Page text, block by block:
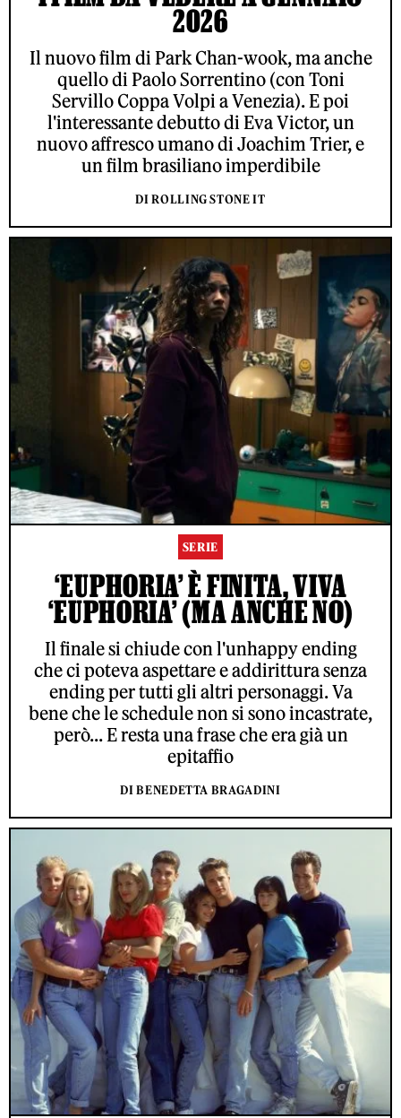
2026
Il nuovo film di Park Chan-wook, ma anche
quello di Paolo Sorrentino (con Toni
Servillo Coppa Volpi a Venezia). E poi
l'interessante debutto di Eva Victor, un
nuovo affresco umano di Joachim Trier, e
un film brasiliano imperdibile
DI ROLLING STONE IT
SERIE
‘EUPHORIA’ È FINITA, VIVA
‘EUPHORIA’ (MA ANCHE NO)
Il finale si chiude con l'unhappy ending
che ci poteva aspettare e addirittura senza
ending per tutti gli altri personaggi. Va
bene che le schedule non si sono incastrate,
però... E resta una frase che era già un
epitaffio
DI BENEDETTA BRAGADINI